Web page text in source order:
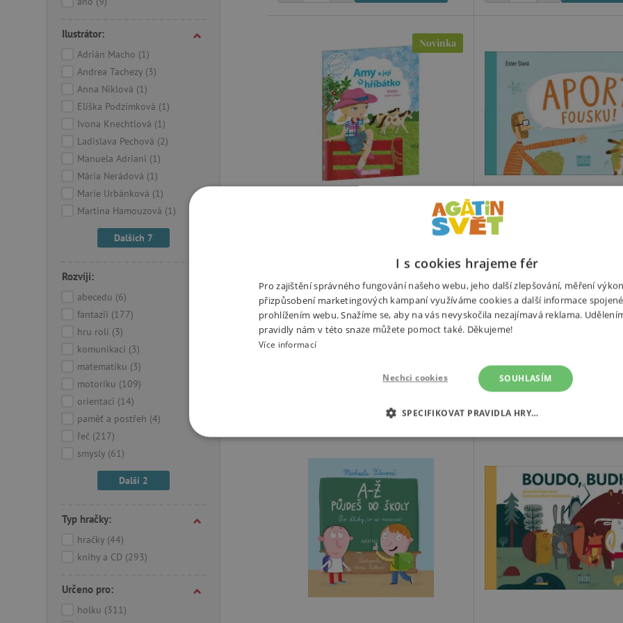
Ilustrátor:
Adrián Macho (1)
Andrea Tachezy (3)
Anna Niklová (1)
Eliška Podzimková (1)
Ivona Knechtlová (1)
Ladislava Pechová (2)
Manuela Adriani (1)
Mária Nerádová (1)
Marie Urbánková (1)
Martina Hamouzová (1)
Dalších 7
Rozvíjí:
abecedu (6)
fantazii (177)
hru rolí (3)
komunikaci (3)
matematiku (3)
motoriku (109)
orientaci (14)
paměť a postřeh (4)
řeč (217)
smysly (61)
Další 2
Typ hračky:
hračky (44)
knihy a CD (293)
Určeno pro:
holku (311)
Novinka
Amy a její hříbátko - příběhy pro
příběh o odvaze, péči a vztahu ke
koním
čtivý příběh vhodný pro děti od 3 let
kompaktní knížka s 32 ilustrovanými
stranami
Aport, Fousku!
Páníček Láďa venčí svého psa
že jeho mazlíček dokáže najít a
hozený klacík. Fousek ovšem
poklady. Napínavý příběh z
života pejskařů pro úplně
čtenáře.
273 Kč
Skladem
I s cookies hrajeme fér
Pro zajištění správného fungování našeho webu, jeho další zlepšování, měření
přizpůsobení marketingových kampaní využíváme cookies a další informace
prohlížením webu. Snažíme se, aby na vás nevyskočila nezajímavá reklama.
pravidly nám v této snaze můžete pomoct také. Děkujeme!
Více informací
SOUHLASÍM
Nechci cookies
SPECIFIKOVAT PRAVIDLA HRY…
NEZBYTNĚ NUTNÉ COOKIES ANALYTICKÉ COOKIES MARKETINGOVÉ
FUNKČNÍ SOUBORY
Nezbytně nutné cookies Analytické cookies Marketingové cookies Funkční
Nezbytně nutné soubory cookie umožňují základní funkce webových stránek, jako je přihlášení uživatele a správa
bez nezbytně nutných souborů cookie správně používat.
Provider/